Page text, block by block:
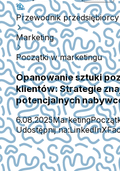
Przewodnik przedsiębiorcy
Marketing
Początki w marketingu
Opanowanie sztuki
klientów: Strategie
potencjalnych
6.08.2025Marketing
Udostępnij na:LinkedInX